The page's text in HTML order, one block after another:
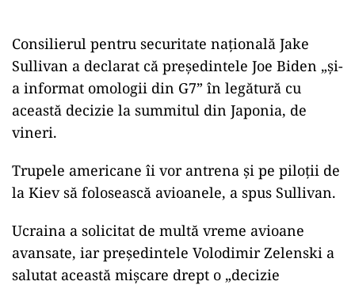
Consilierul pentru securitate naţională Jake
Sullivan a declarat că preşedintele Joe Biden „şi-
a informat omologii din G7” în legătură cu
această decizie la summitul din Japonia, de
vineri.
Trupele americane îi vor antrena şi pe piloţii de
la Kiev să folosească avioanele, a spus Sullivan.
Ucraina a solicitat de multă vreme avioane
avansate, iar preşedintele Volodimir Zelenski a
salutat această mişcare drept o „decizie